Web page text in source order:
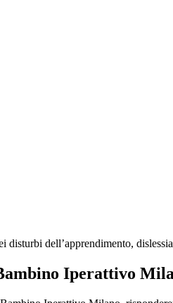
dell’apprendimento,
Iperattivo